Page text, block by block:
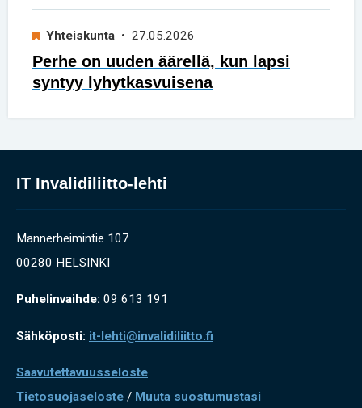
Yhteiskunta • 27.05.2026
Perhe on uuden äärellä, kun lapsi
syntyy lyhytkasvuisena
IT Invalidiliitto-lehti
Mannerheimintie 107
00280 HELSINKI
Puhelinvaihde: 09 613 191
Sähköposti: it-lehti@invalidiliitto.fi
Saavutettavuusseloste
Tietosuojaseloste / Muuta suostumustasi